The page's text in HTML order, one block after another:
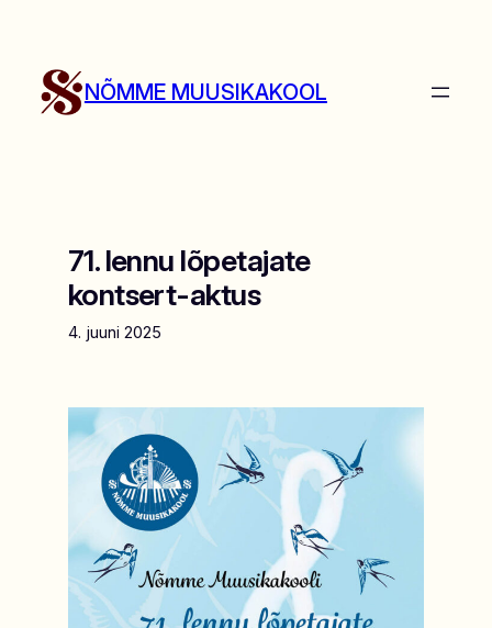
juurde
NÕMME MUUSIKAKOOL
71. lennu lõpetajate
kontsert-aktus
4. juuni 2025